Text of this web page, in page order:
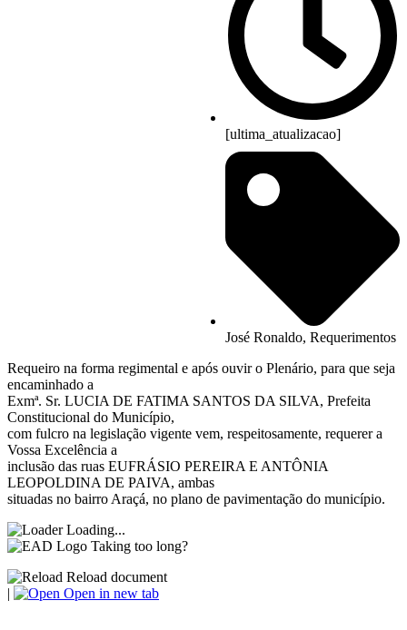
[ultima_atualizacao]
José Ronaldo, Requerimentos
Requeiro na forma regimental e após ouvir o Plenário, para que seja
encaminhado a
Exmª. Sr. LUCIA DE FATIMA SANTOS DA SILVA, Prefeita
Constitucional do Município,
com fulcro na legislação vigente vem, respeitosamente, requerer a
Vossa Excelência a
inclusão das ruas EUFRÁSIO PEREIRA E ANTÔNIA
LEOPOLDINA DE PAIVA, ambas
situadas no bairro Araçá, no plano de pavimentação do município.
Loading...
Taking too long?
Reload document
|
Open in new tab